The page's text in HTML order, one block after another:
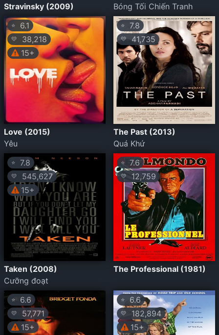
Stravinsky (2009)
Bóng Tối Chiến Tranh
⭐ 6.1
💛
38,218
15+
Love (2015)
Yêu
⭐ 7.8
💛41,735
The Past (2013)
Quá Khứ
⭐ 7.8
💛
545,627
15+
Taken (2008)
Cưỡng đoạt
⭐ 7.6
💛 12,759
The Professional (1981)
⭐ 6.6
💛
57,771
15+
⭐ 6.6
💛
182,894
15+